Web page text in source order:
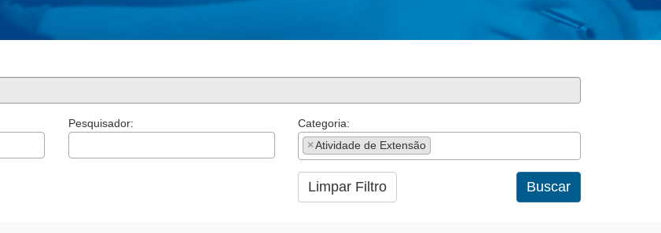
Pesquisador:
Categoria:
×Atividade de Extensão
Limpar Filtro Buscar